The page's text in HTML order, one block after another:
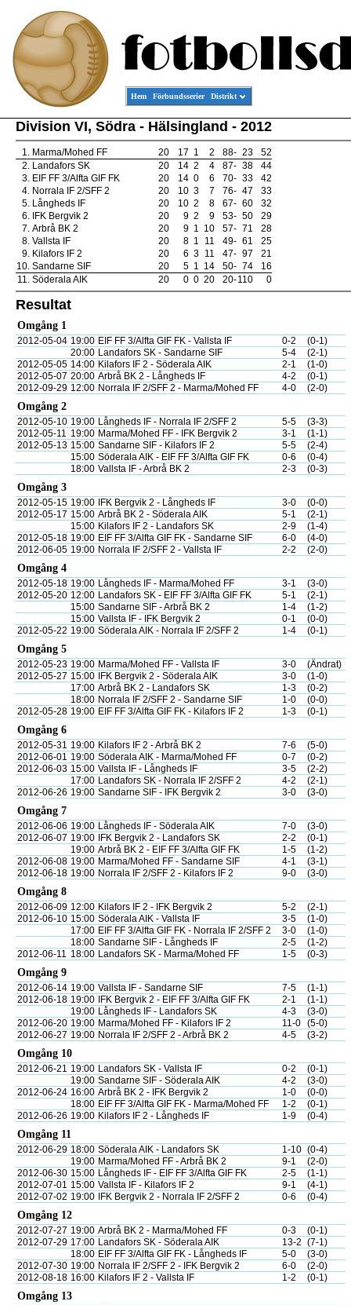
Hem Förbundsserier Distrikt
Division VI, Södra - Hälsingland - 2012
1. Marma/Mohed FF 20 17 1 2 88- 23
52
2. Landafors SK 20 14 2 4 87- 38
44
3. EIF FF 3/Alfta GIF FK 20 14 0 6 70- 33
42
4. Norrala IF 2/SFF 2 20 10 3 7 76- 47
33
5. Långheds IF 20 10 2 8 67- 60
32
6. IFK Bergvik 2 20 9 2 9 53- 50
29
7. Arbrå BK 2 20 9 1 10 57- 71
28
8. Vallsta IF 20 8 1 11 49- 61
25
9. Kilafors IF 2 20 6 3 11 47- 97
21
10. Sandarne SIF 20 5 1 14 50- 74
16
11. Söderala AIK 20 0 0 20 20-110 0
Resultat
Omgång 1
2012-05-04 19:00 EIF FF 3/Alfta GIF FK - Vallsta IF 0-2
(0-1)
20:00 Landafors SK - Sandarne SIF 5-4
(2-1)
2012-05-05 14:00 Kilafors IF 2 - Söderala AIK 2-1
(1-0)
2012-05-07 20:00 Arbrå BK 2 - Långheds IF 4-2
(0-1)
2012-09-29 12:00 Norrala IF 2/SFF 2 - Marma/Mohed FF 4-0 (2-0)
Omgång 2
2012-05-10 19:00 Långheds IF - Norrala IF 2/SFF 2 5-5
(3-3)
2012-05-11 19:00 Marma/Mohed FF - IFK Bergvik 2 3-1
(1-1)
2012-05-13 15:00 Sandarne SIF - Kilafors IF 2 5-5
(2-4)
15:00 Söderala AIK - EIF FF 3/Alfta GIF FK 0-6
(0-4)
18:00 Vallsta IF - Arbrå BK 2 2-3 (0-3)
Omgång 3
2012-05-15 19:00 IFK Bergvik 2 - Långheds IF 3-0
(0-0)
2012-05-17 15:00 Arbrå BK 2 - Söderala AIK 5-1
(2-1)
15:00 Kilafors IF 2 - Landafors SK 2-9
(1-4)
2012-05-18 19:00 EIF FF 3/Alfta GIF FK - Sandarne SIF 6-0
(4-0)
2012-06-05 19:00 Norrala IF 2/SFF 2 - Vallsta IF 2-2 (2-0)
Omgång 4
2012-05-18 19:00 Långheds IF - Marma/Mohed FF 3-1
(3-0)
2012-05-20 12:00 Landafors SK - EIF FF 3/Alfta GIF FK 5-1
(2-1)
15:00 Sandarne SIF - Arbrå BK 2 1-4
(1-2)
15:00 Vallsta IF - IFK Bergvik 2 0-1
(0-0)
2012-05-22 19:00 Söderala AIK - Norrala IF 2/SFF 2 1-4 (0-1)
Omgång 5
2012-05-23 19:00 Marma/Mohed FF - Vallsta IF 3-0
(Ändrat)
2012-05-27 15:00 IFK Bergvik 2 - Söderala AIK 3-0
(1-0)
17:00 Arbrå BK 2 - Landafors SK 1-3
(0-2)
18:00 Norrala IF 2/SFF 2 - Sandarne SIF 1-0
(0-0)
2012-05-28 19:00 EIF FF 3/Alfta GIF FK - Kilafors IF 2 1-3 (0-1)
Omgång 6
2012-05-31 19:00 Kilafors IF 2 - Arbrå BK 2 7-6
(5-0)
2012-06-01 19:00 Söderala AIK - Marma/Mohed FF 0-7
(0-2)
2012-06-03 15:00 Vallsta IF - Långheds IF 3-5
(2-2)
17:00 Landafors SK - Norrala IF 2/SFF 2 4-2
(2-1)
2012-06-26 19:00 Sandarne SIF - IFK Bergvik 2 3-0 (3-0)
Omgång 7
2012-06-06 19:00 Långheds IF - Söderala AIK 7-0
(3-0)
2012-06-07 19:00 IFK Bergvik 2 - Landafors SK 2-2
(0-1)
19:00 Arbrå BK 2 - EIF FF 3/Alfta GIF FK 1-5
(1-2)
2012-06-08 19:00 Marma/Mohed FF - Sandarne SIF 4-1
(3-1)
2012-06-18 19:00 Norrala IF 2/SFF 2 - Kilafors IF 2 9-0 (3-0)
Omgång 8
2012-06-09 12:00 Kilafors IF 2 - IFK Bergvik 2 5-2
(2-1)
2012-06-10 15:00 Söderala AIK - Vallsta IF 3-5
(1-0)
17:00 EIF FF 3/Alfta GIF FK - Norrala IF 2/SFF 2 3-0
(1-0)
18:00 Sandarne SIF - Långheds IF 2-5
(1-2)
2012-06-11 18:00 Landafors SK - Marma/Mohed FF 1-5 (0-3)
Omgång 9
2012-06-14 19:00 Vallsta IF - Sandarne SIF 7-5
(1-1)
2012-06-18 19:00 IFK Bergvik 2 - EIF FF 3/Alfta GIF FK 2-1
(1-1)
19:00 Långheds IF - Landafors SK 4-3
(3-0)
2012-06-20 19:00 Marma/Mohed FF - Kilafors IF 2 11-0 (5-0)
2012-06-27 19:00 Norrala IF 2/SFF 2 - Arbrå BK 2 4-5 (3-2)
Omgång 10
2012-06-21 19:00 Landafors SK - Vallsta IF 0-2
(0-1)
19:00 Sandarne SIF - Söderala AIK 4-2
(3-0)
2012-06-24 16:00 Arbrå BK 2 - IFK Bergvik 2 1-0
(0-0)
18:00 EIF FF 3/Alfta GIF FK - Marma/Mohed FF 1-2
(0-1)
2012-06-26 19:00 Kilafors IF 2 - Långheds IF 1-9 (0-4)
Omgång 11
2012-06-29 18:00 Söderala AIK - Landafors SK 1-10 (0-4)
19:00 Marma/Mohed FF - Arbrå BK 2 9-1
(2-0)
2012-06-30 15:00 Långheds IF - EIF FF 3/Alfta GIF FK 2-5
(1-1)
2012-07-01 15:00 Vallsta IF - Kilafors IF 2 9-1
(4-1)
2012-07-02 19:00 IFK Bergvik 2 - Norrala IF 2/SFF 2 0-6 (0-4)
Omgång 12
2012-07-27 19:00 Arbrå BK 2 - Marma/Mohed FF 0-3
(0-1)
2012-07-29 17:00 Landafors SK - Söderala AIK 13-2 (7-1)
18:00 EIF FF 3/Alfta GIF FK - Långheds IF 5-0
(3-0)
2012-07-30 19:00 Norrala IF 2/SFF 2 - IFK Bergvik 2 6-0
(2-0)
2012-08-18 16:00 Kilafors IF 2 - Vallsta IF 1-2 (0-1)
Omgång 13